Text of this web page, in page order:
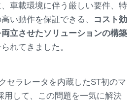
車載環境に伴う厳しい要件、特
い動作を保証できる、
コスト効
立させたソリューションの構築
れてきました。
セラレータを内蔵したST初のマ
用して、この問題を一気に解決